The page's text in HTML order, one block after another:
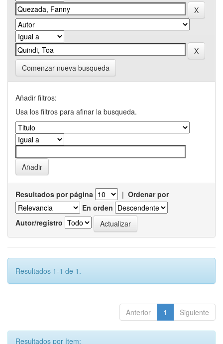
Comenzar nueva busqueda
Añadir filtros:
Usa los filtros para afinar la busqueda.
Resultados por página | Ordenar por
En orden
Autor/registro
Resultados 1-1 de 1.
Anterior 1 Siguiente
Resultados por ítem: